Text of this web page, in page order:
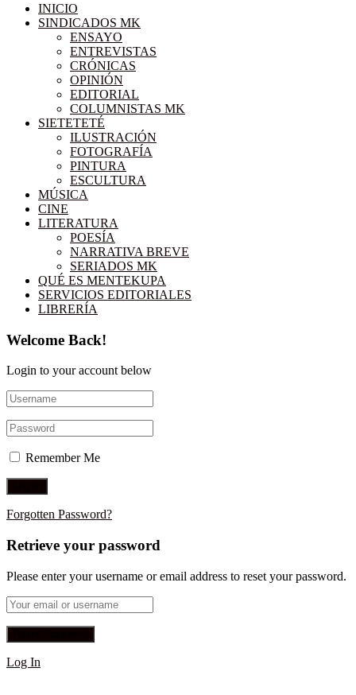
INICIO
SINDICADOS MK
ENSAYO
ENTREVISTAS
CRÓNICAS
OPINIÓN
EDITORIAL
COLUMNISTAS MK
SIETETETÉ
ILUSTRACIÓN
FOTOGRAFÍA
PINTURA
ESCULTURA
MÚSICA
CINE
LITERATURA
POESÍA
NARRATIVA BREVE
SERIADOS MK
QUÉ ES MENTEKUPA
SERVICIOS EDITORIALES
LIBRERÍA
Welcome Back!
Login to your account below
Remember Me
Forgotten Password?
Retrieve your password
Please enter your username or email address to reset your password.
Log In